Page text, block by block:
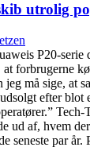
utrolig
P20-
forbrugerne
jeg må sige, at
efter
ud af, hvem
seneste par